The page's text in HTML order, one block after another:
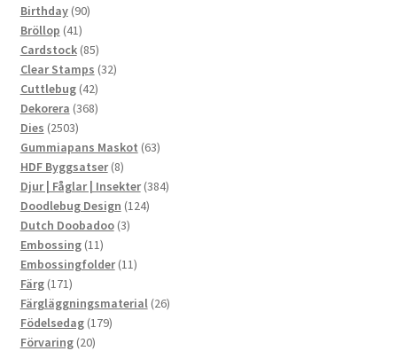
Birthday 9090
Bröllop 4141
produkter
Cardstock 8585
produkter
Clear Stamps 3232
Cuttlebug 4242
produkter
Dekorera 368368
Dies 25032503
produkter
Gummiapans Maskot 6363
HDF Byggsatser 88
produkter
Djur | Fåglar | Insekter 384384
Doodlebug Design 124124
Dutch Doobadoo 33
Embossing 1111
produkter
Embossingfolder 1111
Färg 171171
produkter
Färgläggningsmaterial 2626
Födelsedag 179179
Förvaring 2020